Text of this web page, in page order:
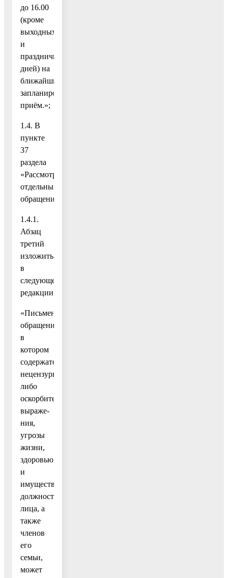
до 16.00
(кроме
выходных
и
праздничных
дней) на
ближайший
запланированный
приём.»;
1.4. В
пункте
37
раздела
«Рассмотрение
отдельных
обращений»:
1.4.1.
Абзац
третий
изложить
в
следующей
редакции:
«Письменное
обращение,
в
котором
содержатся
нецензурные
либо
оскорбительные
выраже-
ния,
угрозы
жизни,
здоровью
и
имуществу
должностного
лица, а
также
членов
его
семьи,
может